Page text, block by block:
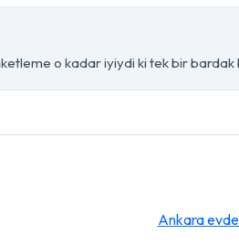
o kadar iyiydi ki tek bir bardak
Ankara